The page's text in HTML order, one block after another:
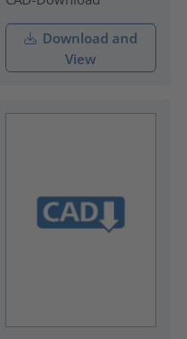
Download and
View